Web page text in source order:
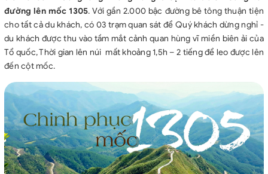
đường lên mốc 1305. Với gần 2.000 bậc đường bê tông thuận tiện
cho tất cả du khách, có 03 trạm quan sát để Quý khách dừng nghỉ -
du khách được thu vào tầm mắt cảnh quan hùng vĩ miền biên ải của
Tổ quốc, Thời gian lên núi mất khoảng 1,5h – 2 tiếng để leo được lên
đến cột mốc.